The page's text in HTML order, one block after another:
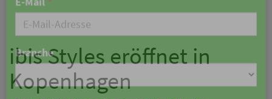
ibis Styles eröffnet in
Kopenhagen
Nachname
E-Mail*